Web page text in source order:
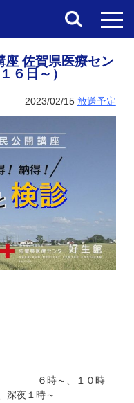
座 佐賀県医療セン
６日～）
2023/02/15 放送予定
土) ６時～、１０時
深夜１時～